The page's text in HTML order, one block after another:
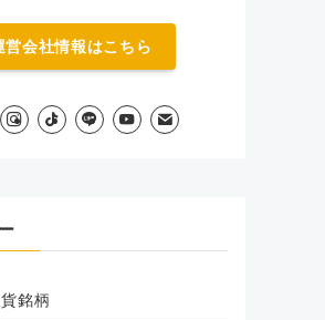
営会社情報はこちら
銘柄